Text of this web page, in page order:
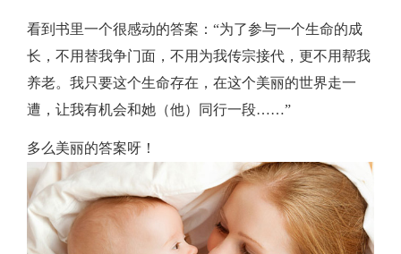
看到书里一个很感动的答案：“为了参与一个生命的成
长，不用替我争门面，不用为我传宗接代，更不用帮我
养老。我只要这个生命存在，在这个美丽的世界走一
遭，让我有机会和她（他）同行一段……”
多么美丽的答案呀！